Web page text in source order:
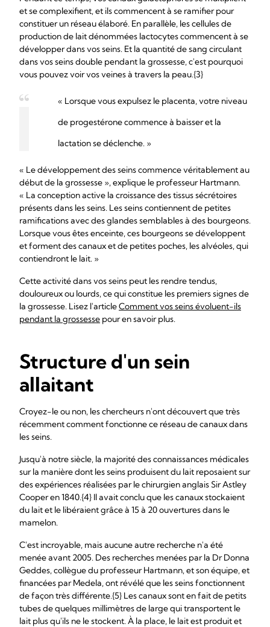
et se complexifient, et ils commencent à se ramifier pour
constituer un réseau élaboré. En parallèle, les cellules de
production de lait dénommées lactocytes commencent à se
développer dans vos seins. Et la quantité de sang circulant
dans vos seins double pendant la grossesse, c'est pourquoi
vous pouvez voir vos veines à travers la peau.{3}
« Lorsque vous expulsez le placenta, votre niveau
de progestérone commence à baisser et la
lactation se déclenche. »
« Le développement des seins commence véritablement au
début de la grossesse », explique le professeur Hartmann.
« La conception active la croissance des tissus sécrétoires
présents dans les seins. Les seins contiennent de petites
ramifications avec des glandes semblables à des bourgeons.
Lorsque vous êtes enceinte, ces bourgeons se développent
et forment des canaux et de petites poches, les alvéoles, qui
contiendront le lait. »
Cette activité dans vos seins peut les rendre tendus,
douloureux ou lourds, ce qui constitue les premiers signes de
la grossesse. Lisez l'articleComment vos seins évoluent-ils
pendant la grossesse pour en savoir plus.
Structure d'un sein
allaitant
Croyez-le ou non, les chercheurs n'ont découvert que très
récemment comment fonctionne ce réseau de canaux dans
les seins.
Jusqu'à notre siècle, la majorité des connaissances médicales
sur la manière dont les seins produisent du lait reposaient sur
des expériences réalisées par le chirurgien anglais Sir Astley
Cooper en 1840.{4} Il avait conclu que les canaux stockaient
du lait et le libéraient grâce à 15 à 20 ouvertures dans le
mamelon.
C'est incroyable, mais aucune autre recherche n'a été
menée avant 2005. Des recherches menées par la Dr Donna
Geddes, collègue du professeur Hartmann, et son équipe, et
financées par Medela, ont révélé que les seins fonctionnent
de façon très différente.{5} Les canaux sont en fait de petits
tubes de quelques millimètres de large qui transportent le
lait plus qu'ils ne le stockent. À la place, le lait est produit et